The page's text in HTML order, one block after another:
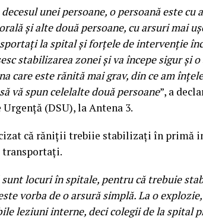
unei persoane, o persoană este cu
şi alte două persoane, cu arsuri mai
la spital şi forţele de intervenţie
stabilizarea zonei şi va începe sigur şi o
care este rănită mai grav, din ce am
vă spun celelalte două persoane”, a
(DSU), la Antena 3.
că răniţii trebiie stabilizaţi în primă
transportaţi.
sunt locuri în spitale, pentru că trebuie
vorba de o arsură simplă. La o
leziuni interne, deci colegii de la spital